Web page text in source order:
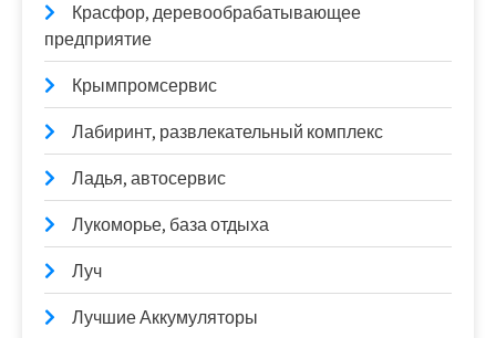
Красфор, деревообрабатывающее
предприятие
Крымпромсервис
Лабиринт, развлекательный комплекс
Ладья, автосервис
Лукоморье, база отдыха
Луч
Лучшие Аккумуляторы